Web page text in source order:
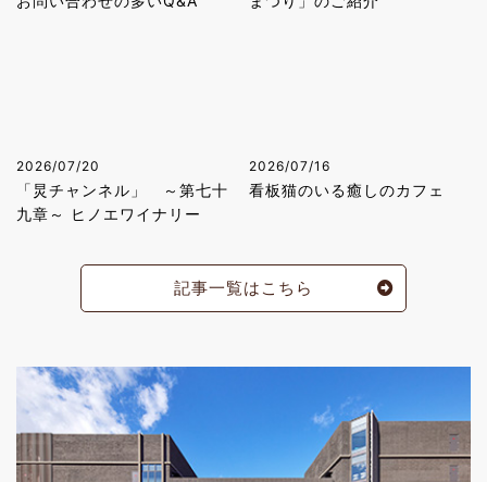
2026/07/20
「炅チャンネル」 ～第七十
九章～ ヒノエワイナリー
2026/07/16
看板猫のいる癒しのカフェ
記事一覧はこちら